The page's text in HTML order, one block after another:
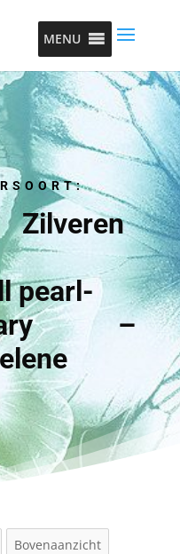
MENU
of
–
Bovenaanzicht